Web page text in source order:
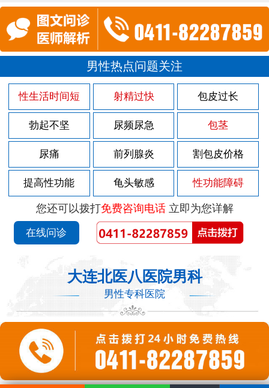
男性热点问题关注
性生活时间短 射精过快 包皮过长
勃起不坚 尿频尿急 包茎
尿痛 前列腺炎 割包皮价格
提高性功能 龟头敏感 性功能障碍
您还可以拨打免费咨询电话立即为您详解
在线问诊
大连北医八医院男科
男性专科医院